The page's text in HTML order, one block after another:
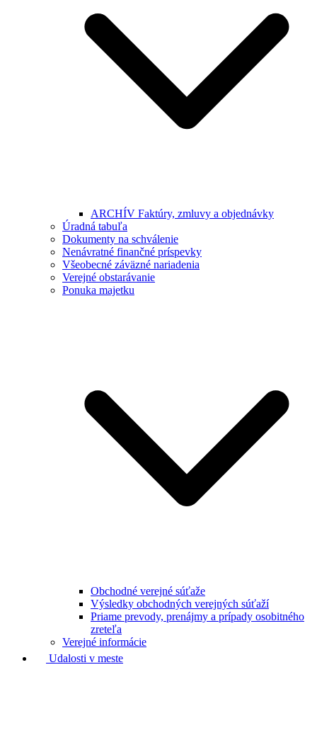
ARCHÍV Faktúry, zmluvy a objednávky
Úradná tabuľa
Dokumenty na schválenie
Nenávratné finančné príspevky
Všeobecné záväzné nariadenia
Verejné obstarávanie
Ponuka majetku
Obchodné verejné súťaže
Výsledky obchodných verejných súťaží
Priame prevody, prenájmy a prípady osobitného
zreteľa
Verejné informácie
Udalosti v meste